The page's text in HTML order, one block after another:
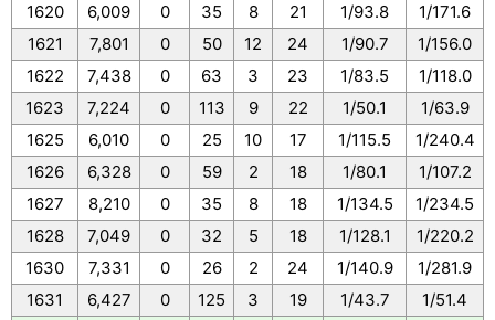
1620
6,009 0 35 8 21 1/93.8
1/171.6
1621
7,801 0 50 12 24 1/90.7
1/156.0
1622
7,438 0 63 3 23 1/83.5 1/118.0
1623
7,224 0 113 9 22 1/50.1
1/63.9
1625
6,010 0 25 10 17 1/115.5
1/240.4
1626
6,328 0 59 2 18 1/80.1 1/107.2
1627
8,210 0 35 8 18 1/134.5 1/234.5
1628
7,049 0 32 5 18 1/128.1 1/220.2
1630
7,331 0 26 2 24 1/140.9 1/281.9
1631
6,427 0 125 3 19 1/43.7 1/51.4